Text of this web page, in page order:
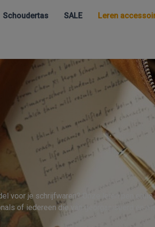
Schoudertas SALE Leren
voor je schrijfwaren? Onze leren pen
of iedereen die van georganiseerd en